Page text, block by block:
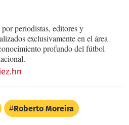
periodistas, editores y
exclusivamente en el área
profundo del fútbol
Roberto Moreira